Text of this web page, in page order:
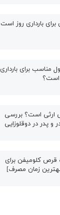
برای بارداری روز است
مناسب برای بارداری
است؟
ارثی است؟ بررسی
و پدر در دوقلوزایی
کلومیفن برای
زمان مصرف]